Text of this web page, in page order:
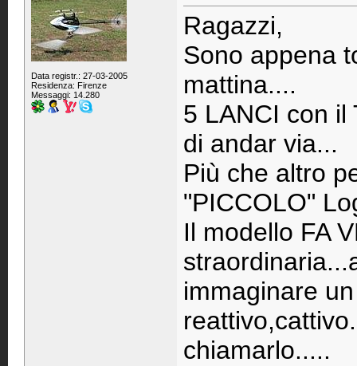
Data registr.: 27-03-2005
Residenza: Firenze
Messaggi: 14.280
Ragazzi,
Sono appena
mattina....
5 LANCI con il
di andar via...
Più che altro
"PICCOLO"
Il modello FA
immaginare
chiamarlo.....